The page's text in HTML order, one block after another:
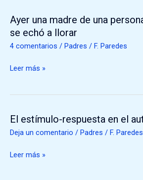
Ayer una madre de una
se echó a llorar
4 comentarios / Padres / F. Paredes
Ayer
una
madre
una
se
echó
a
Leer más »
El estímulo-respuesta en el
Deja un comentario / Padres / F. Paredes
El
estímulo-
en
Leer más »